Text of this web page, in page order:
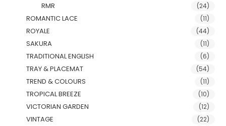
RMR (24)
ROMANTIC LACE (11)
ROYALE (44)
SAKURA (11)
TRADITIONAL ENGLISH (6)
TRAY & PLACEMAT (54)
TREND & COLOURS (11)
TROPICAL BREEZE (10)
VICTORIAN GARDEN (12)
VINTAGE (22)